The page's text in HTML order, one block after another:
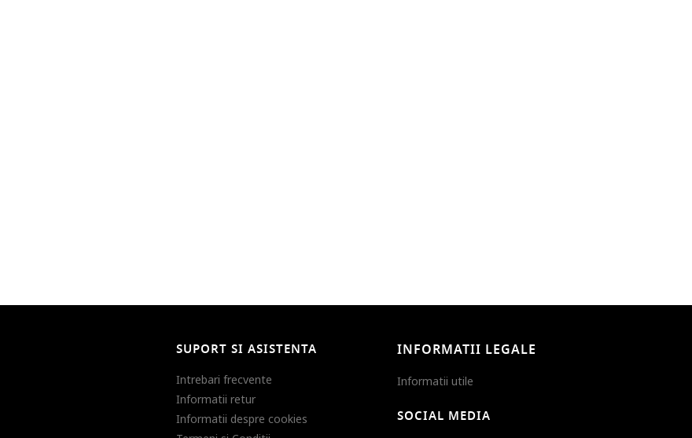
SUPORT SI ASISTENTA
Intrebari frecvente
Informatii retur
Informatii despre cookies
INFORMATII LEGALE
Informatii utile
SOCIAL MEDIA